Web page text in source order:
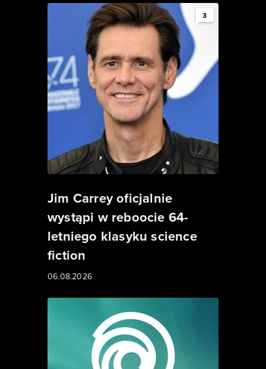
3
Jim Carrey oficjalnie
wystąpi w reboocie 64-
letniego klasyku science
fiction
06.08.2026